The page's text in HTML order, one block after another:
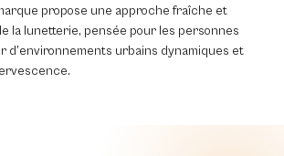
propose une approche fraîche et
la lunetterie, pensée pour les personnes
d’environnements urbains dynamiques et